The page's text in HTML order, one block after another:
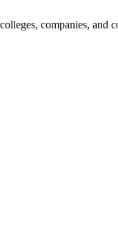
companies,